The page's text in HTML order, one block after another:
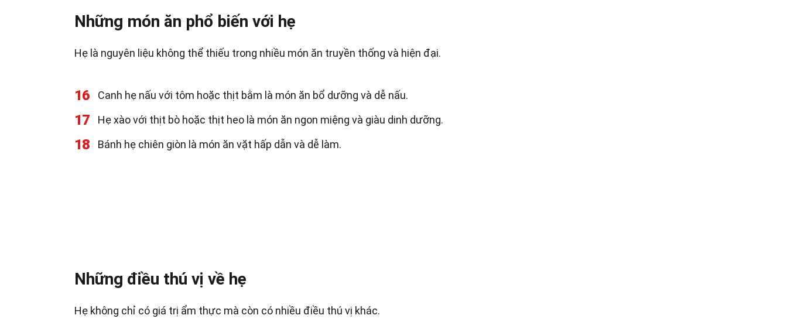
Những món ăn phổ biến với hẹ
Hẹ là nguyên liệu không thể thiếu trong nhiều món ăn truyền thống và hiện đại.
16 Canh hẹ nấu với tôm hoặc thịt bằm là món ăn bổ dưỡng và dễ nấu.
17 Hẹ xào với thịt bò hoặc thịt heo là món ăn ngon miệng và giàu dinh dưỡng.
18 Bánh hẹ chiên giòn là món ăn vặt hấp dẫn và dễ làm.
Những điều thú vị về hẹ
Hẹ không chỉ có giá trị ẩm thực mà còn có nhiều điều thú vị khác.